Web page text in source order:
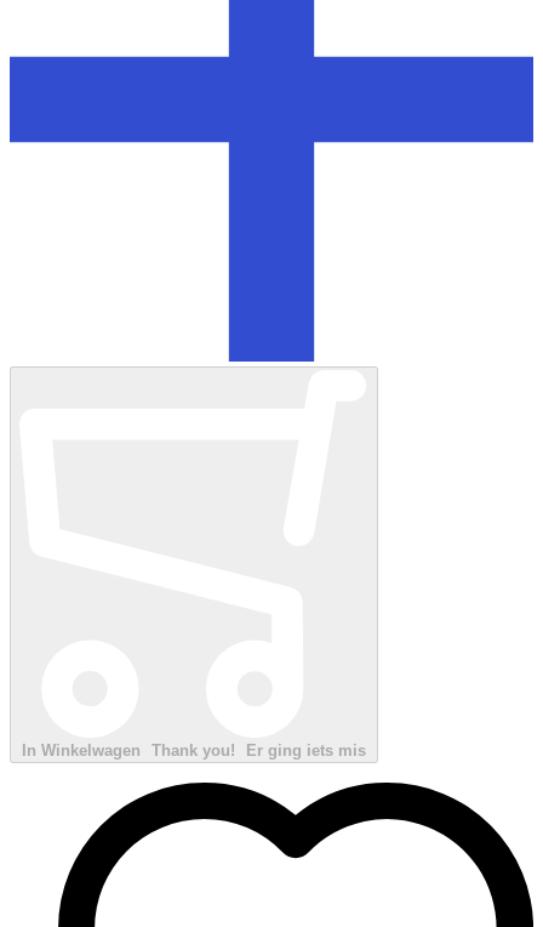
In Winkelwagen Thank you! Er ging iets mis